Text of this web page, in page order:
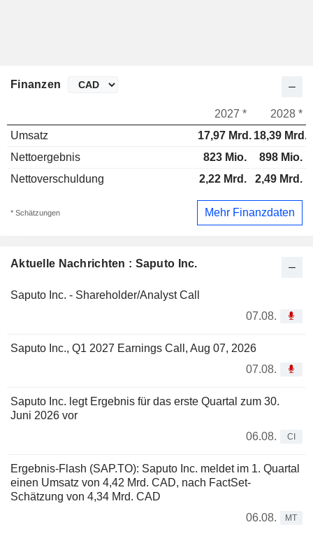
Aktuelle Nachrichten : Saputo Inc.
Saputo Inc. - Shareholder/Analyst Call
07.08.
Saputo Inc., Q1 2027 Earnings Call, Aug 07, 2026
07.08.
Saputo Inc. legt Ergebnis für das erste Quartal zum 30.
Juni 2026 vor
06.08.
CI
Ergebnis-Flash (SAP.TO): Saputo Inc. meldet im 1. Quartal
einen Umsatz von 4,42 Mrd. CAD, nach FactSet-
Schätzung von 4,34 Mrd. CAD
06.08.
MT
Finanzen
2027 *
2028 *
Umsatz
17,97 Mrd. 18,39 Mrd.
Nettoergebnis
823 Mio.
898 Mio.
Nettoverschuldung
2,22 Mrd. 2,49 Mrd.
* Schätzungen Mehr Finanzdaten